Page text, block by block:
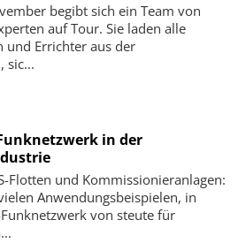
begibt sich ein Team von
auf Tour. Sie laden alle
und Errichter aus der
sic...
in der
Flotten und Kommissionieranlagen:
Anwendungsbeispielen, in
Funknetzwerk von steute für